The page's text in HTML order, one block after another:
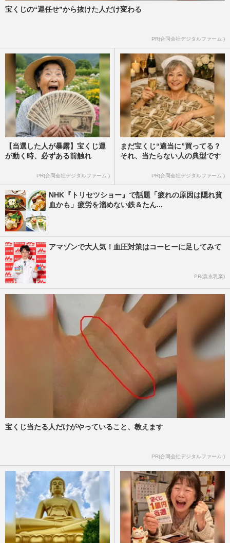
週刊女性PRIME
立憲・古賀千景議員の発言は「冒涜」甘す
の“自慢の父は自衛官”投稿も…
週刊女性PRIME 2026/6/20
宝くじの“運任せ”から抜けた人だけ変わる
PR(合同会社デジタルファーム )
【当選した人が暴露】宝くじ運
が動く時、必ずある前触れ
PR(合同会社デジタルファーム )
まだ宝くじ“適当に”買ってる？
それ、当たらない人の典型です
PR(合同会社デジタルファーム )
NHK『トリセツショー』で話題「疲れの原因は隠れ貧
血かも」疲労を溜めない鉄＆たん...
アマゾンで大人気！血圧対策はコーヒーに足してみて
PR(森永乳業)
宝くじ当たる人だけがやっていること、教えます
PR(合同会社デジタルファーム )